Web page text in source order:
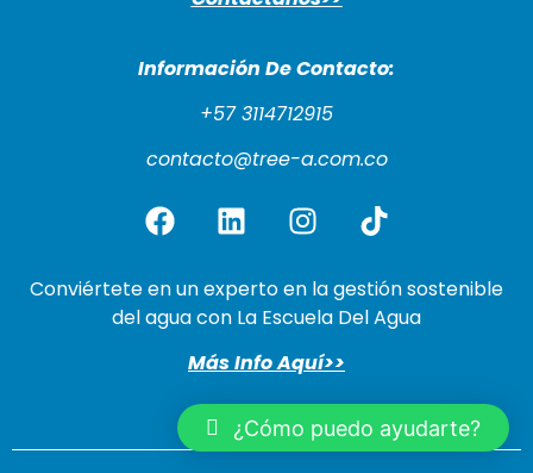
Información De Contacto:
+57 3114712915
contacto@tree-a.com.co
Conviértete en un experto en la gestión sostenible
del agua con La Escuela Del Agua
Más Info Aquí>>
¿Cómo puedo ayudarte?